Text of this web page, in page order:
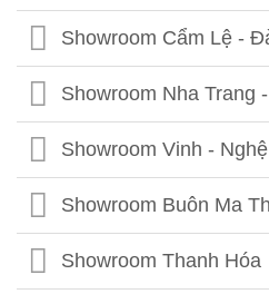
Showroom Hạ Long -
Showroom Bắc Ninh
Showroom Hưng Yên
Showroom Thái Bình
Showroom Vĩnh Phúc
Showroom Cẩm Lệ -
Showroom Nha Trang
Showroom Vinh -
Showroom Buôn Ma
Showroom Thanh Hóa